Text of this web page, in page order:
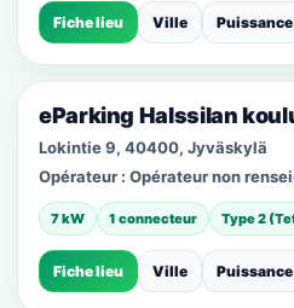
Fiche lieu Ville Puissance
eParking Halssilan
Lokintie 9, 40400, Jyväskylä
Opérateur : Opérateur non
7 kW 1 connecteur Type 2
Fiche lieu Ville Puissance